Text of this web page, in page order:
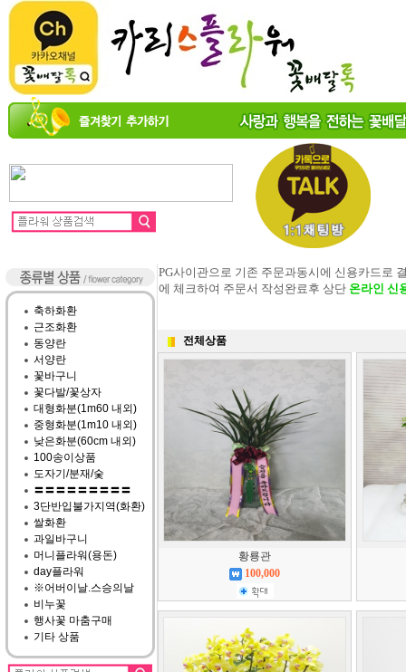
축하화환
근조화환
동양란
서양란
꽃바구니
꽃다발/꽃상자
대형화분(1m60 내외)
중형화분(1m10 내외)
낮은화분(60cm 내외)
100송이상품
도자기/분재/숯
〓〓〓〓〓〓〓〓〓
3단반입불가지역(화환)
쌀화환
과일바구니
머니플라워(용돈)
day플라워
※어버이날.스승의날
비누꽃
행사꽃 마춤구매
기타 상품
PG사이관으로 기존 주문과동시에 신용카드로
에 체크하여 주문서 작성완료후 상단 온라인 신
전체상품
황룡관
100,000